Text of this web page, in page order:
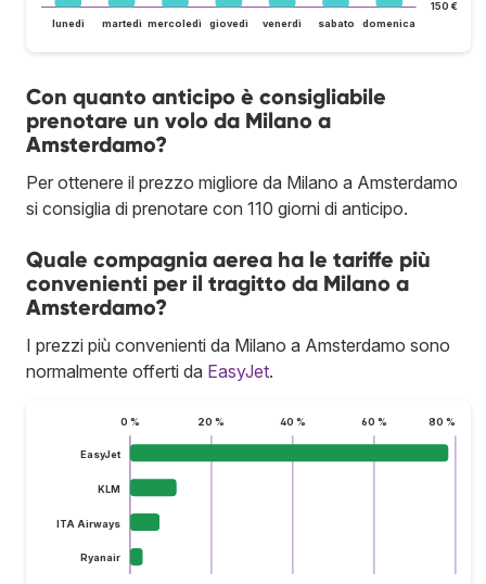
150 €
lunedì martedì mercoledì giovedì venerdì sabato domenica
Con quanto anticipo è consigliabile
prenotare un volo da Milano a
Amsterdamo?
Per ottenere il prezzo migliore da Milano a Amsterdamo
si consiglia di prenotare con 110 giorni di anticipo.
Quale compagnia aerea ha le tariffe più
convenienti per il tragitto da Milano a
Amsterdamo?
I prezzi più convenienti da Milano a Amsterdamo sono
normalmente offerti da EasyJet.
0 % 20 % 40 % 60 % 80 %
EasyJet
KLM
ITA Airways
Ryanair